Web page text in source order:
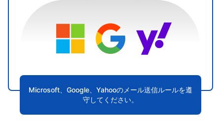
Microsoft、Google、Yahooのメール送信ルールを遵
守してください。